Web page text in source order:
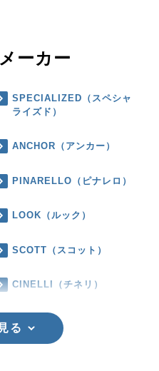
ーカー
SPECIALIZED（スペシャ
ライズド）
ANCHOR（アンカー）
PINARELLO（ピナレロ）
LOOK（ルック）
SCOTT（スコット）
CINELLI（チネリ）
る